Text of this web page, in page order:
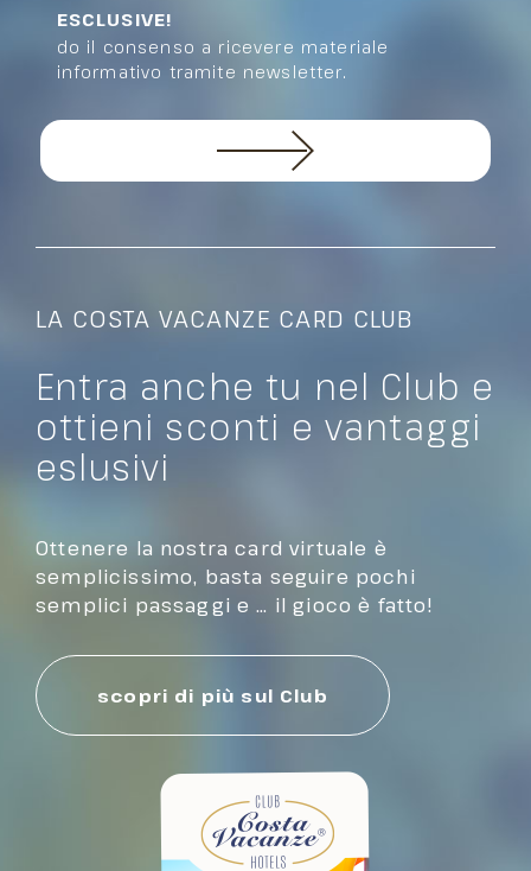
ESCLUSIVE!
do il consenso a ricevere materiale
informativo tramite newsletter.
LA COSTA VACANZE CARD CLUB
Entra anche tu nel Club e
ottieni sconti e vantaggi
eslusivi
Ottenere la nostra card virtuale è
semplicissimo, basta seguire pochi
semplici passaggi e … il gioco è fatto!
scopri di più sul Club